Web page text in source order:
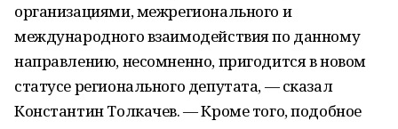
организациями, межрегионального и
международного взаимодействия по данному
направлению, несомненно, пригодится в новом
статусе регионального депутата, — сказал
Константин Толкачев. — Кроме того, подобное